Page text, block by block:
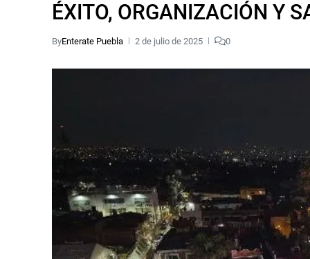
ÉXITO, ORGANIZACIÓN Y
ByEnterate Puebla 2 de julio de 2025 0